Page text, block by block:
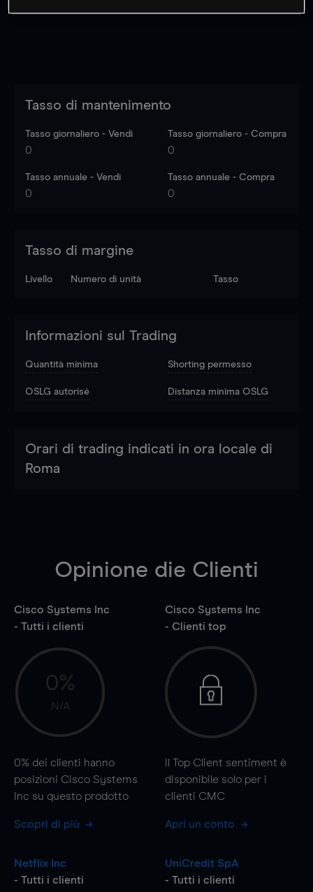
Tasso di mantenimento
Tasso giornaliero - Vendi
0
Tasso giornaliero - Compra
0
Tasso annuale - Vendi
0
Tasso annuale - Compra
0
Tasso di margine
Livello Numero di unità Tasso
Informazioni sul Trading
Quantità minima Shorting permesso
OSLG autorisé Distanza minima OSLG
Orari di trading indicati in ora locale di
Roma
Opinione die Clienti
Cisco Systems Inc
- Tutti i clienti
0%
N/A
0% dei clienti hanno
posizioni Cisco Systems
Inc su questo prodotto
Scopri di più
Cisco Systems Inc
- Clienti top
Il Top Client sentiment è
disponibile solo per i
clienti CMC
Apri un conto
Netflix Inc
- Tutti i clienti
UniCredit SpA
- Tutti i clienti